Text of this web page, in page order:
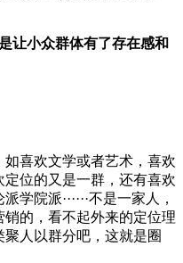
让小众群体有了存在感和
喜欢文学或者艺术，喜欢
位的又是一群，还有喜欢
院派······不是一家人，
的，看不起外来的定位理
人以群分吧，这就是圈